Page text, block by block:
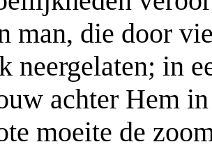
man, die door
neergelaten; in
achter Hem
moeite de